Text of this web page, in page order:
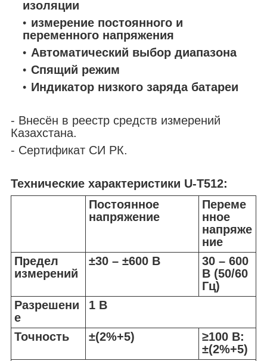
изоляции
измерение постоянного и
переменного напряжения
Автоматический выбор диапазона
Спящий режим
Индикатор низкого заряда батареи
- Внесён в реестр средств измерений
Казахстана.
- Сертификат СИ РК.
Технические характеристики U-T512:
Постоянное
напряжение
Переме
нное
напряже
ние
Предел
измерений
±30 – ±600 В
30 – 600
В (50/60
Гц)
Разрешени
е
1 В
Точность ±(2%+5)
≥100 В:
±(2%+5)